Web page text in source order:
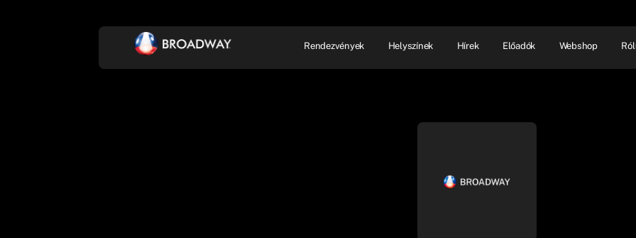
Rendezvények Helyszínek Hírek Előadók Webshop